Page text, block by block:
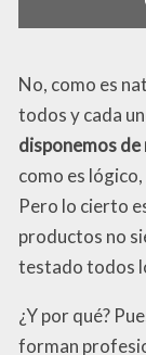
No, como es
todos y cada
disponemos
como es
Pero lo cierto
productos no
testado todos
¿Y por qué?
forman